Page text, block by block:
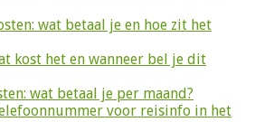
wat betaal je en hoe zit het
kost het en wanneer bel je dit
wat betaal je per maand?
voor reisinfo in het